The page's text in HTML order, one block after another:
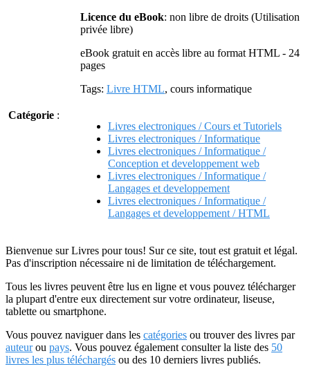
Licence du eBook: non libre de droits (Utilisation
privée libre)
eBook gratuit en accès libre au format HTML - 24
pages
Tags: Livre HTML, cours informatique
Catégorie :
Livres electroniques / Cours et Tutoriels
Livres electroniques / Informatique
Livres electroniques / Informatique /
Conception et developpement web
Livres electroniques / Informatique /
Langages et developpement
Livres electroniques / Informatique /
Langages et developpement / HTML
Bienvenue sur Livres pour tous! Sur ce site, tout est gratuit et légal.
Pas d'inscription nécessaire ni de limitation de téléchargement.
Tous les livres peuvent être lus en ligne et vous pouvez télécharger
la plupart d'entre eux directement sur votre ordinateur, liseuse,
tablette ou smartphone.
Vous pouvez naviguer dans les catégories ou trouver des livres par
auteurou pays. Vous pouvez également consulter la liste des 50
livres les plus téléchargés ou des 10 derniers livres publiés.